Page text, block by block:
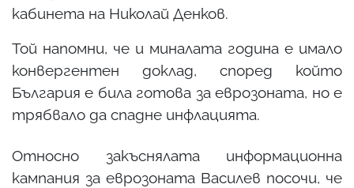
кабинета на Николай Денков.
Той напомни, че и миналата година е имало
конвергентен доклад, според който
България е била готова за еврозоната, но е
трябвало да спадне инфлацията.
Относно закъснялата информационна
кампания за еврозоната Василев посочи, че